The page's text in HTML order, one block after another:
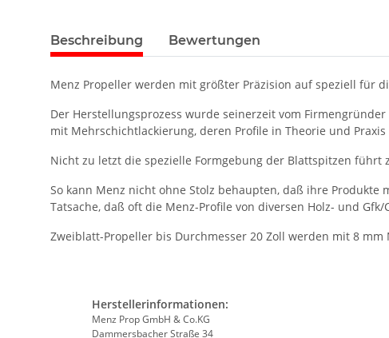
Beschreibung Bewertungen
Menz Propeller werden mit größter Präzision auf speziell für
Der Herstellungsprozess wurde seinerzeit vom
mit Mehrschichtlackierung, deren Profile in Theorie und
Nicht zu letzt die spezielle Formgebung der Blattspitzen
So kann Menz nicht ohne Stolz behaupten, daß ihre
Tatsache, daß oft die Menz-Profile von diversen Holz- und
Zweiblatt-Propeller bis Durchmesser 20 Zoll werden mit 8
Herstellerinformationen:
Menz Prop GmbH & Co.KG
Dammersbacher Straße 34